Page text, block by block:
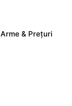
Arme & Prețuri